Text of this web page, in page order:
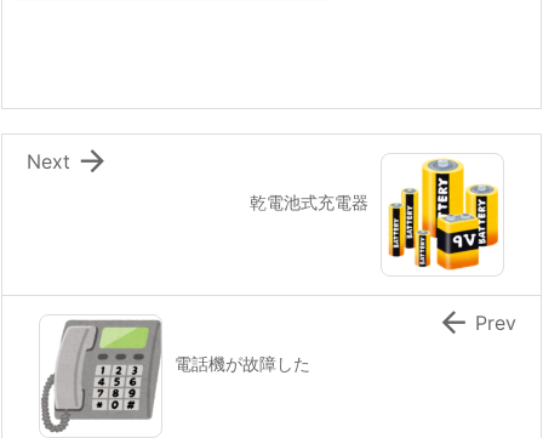
乾電池式充電器

Next
電話機が故障した
 Prev